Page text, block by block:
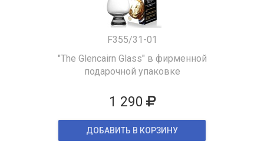
F355/31-01
"The Glencairn Glass" в фирменной
подарочной упаковке
1 290
ДОБАВИТЬ В КОРЗИНУ